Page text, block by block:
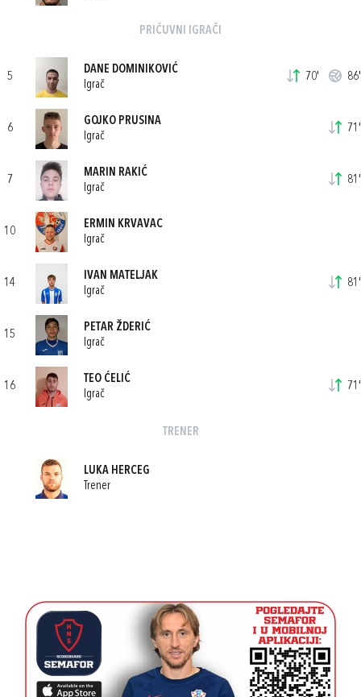
PRIČUVNI IGRAČI
5
DANE DOMINIKOVIĆ
Igrač
70' 86'
6
GOJKO PRUSINA
Igrač
71'
7
MARIN RAKIĆ
Igrač
81'
10
ERMIN KRVAVAC
Igrač
14
IVAN MATELJAK
Igrač
81'
15
PETAR ŽDERIĆ
Igrač
16
TEO ĆELIĆ
Igrač
71'
TRENER
LUKA HERCEG
Trener